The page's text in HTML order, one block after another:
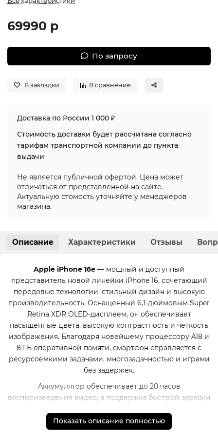
69990 р
По запросу
В закладки В сравнение
Доставка по России 1 000 ₽
Стоимость доставки будет рассчитана согласно
тарифам транспортной компании до пункта
выдачи
Не является публичной офертой. Цена может
отличаться от представленной на сайте.
Актуальную стомость уточняйте у менеджеров
магазина.
Описание Характеристики Отзывы
Apple iPhone 16e — мощный и доступный
представитель новой линейки iPhone 16, сочетающий
передовые технологии, стильный дизайн и высокую
производительность. Оснащенный 6,1-дюймовым Super
Retina XDR OLED-дисплеем, он обеспечивает
насыщенные цвета, высокую контрастность и четкость
изображения. Благодаря новейшему процессору A18 и
8 ГБ оперативной памяти, смартфон справляется с
ресурсоемкими задачами, многозадачностью и играми
без задержек.
Аккумулятор обеспечивает до 20 часов
воспроизведения видео, а поддержка быстрой зарядки
ХарактеристикиПоказать описание полностью